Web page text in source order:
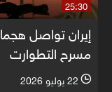
25:30
إيران تواصل
مسرح التطوارت
l 22 يوليو 2026